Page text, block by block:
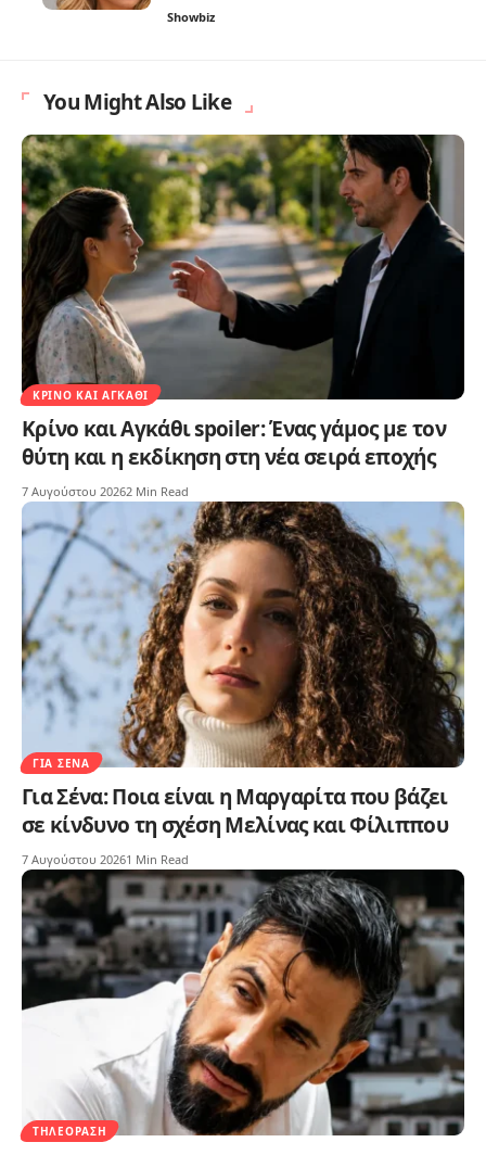
Showbiz
You Might Also Like
ΚΡΊΝΟ ΚΑΙ ΑΓΚΆΘΙ
Κρίνο και Αγκάθι spoiler: Ένας γάμος με τον
θύτη και η εκδίκηση στη νέα σειρά εποχής
7 Αυγούστου 20262 Min Read
ΓΙΑ ΣΈΝΑ
Για Σένα: Ποια είναι η Μαργαρίτα που βάζει
σε κίνδυνο τη σχέση Μελίνας και Φίλιππου
7 Αυγούστου 20261 Min Read
ΤΗΛΕΌΡΑΣΗ